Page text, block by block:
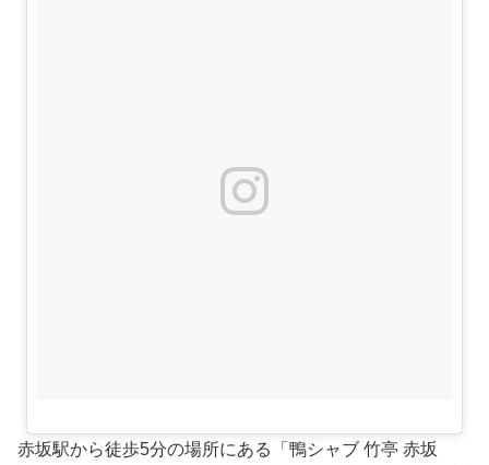
赤坂駅から徒歩5分の場所にある「鴨シャブ 竹亭 赤坂